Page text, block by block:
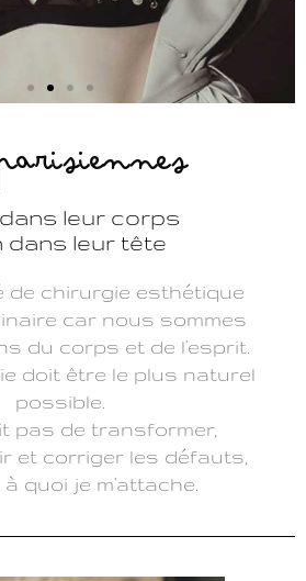
leur corps
dans leur tête
de chirurgie esthétique
car nous sommes
du corps et de l'esprit.
doit être le plus naturel
possible.
pas de transformer,
et corriger les défauts,
quoi je m'attache.